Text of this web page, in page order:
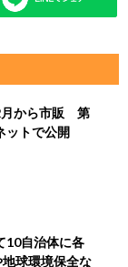
月から市販 第
ットで公開
10自治体に各
球環境保全な